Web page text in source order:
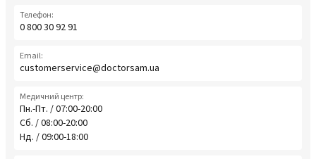
Телефон:
0 800 30 92 91
Email:
customerservice@doctorsam.ua
Медичний центр:
Пн.-Пт. / 07:00-20:00
Сб. / 08:00-20:00
Нд. / 09:00-18:00